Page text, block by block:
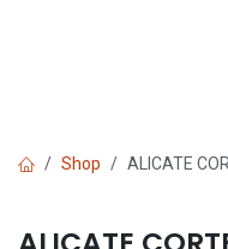
Shop ALICATE